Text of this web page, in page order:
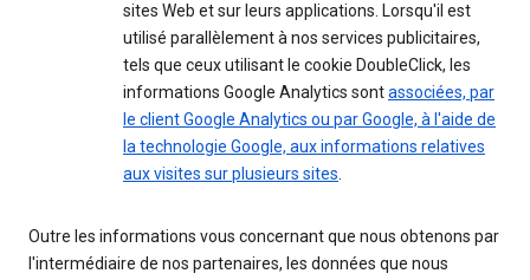
sites Web et sur leurs applications. Lorsqu'il est
utilisé parallèlement à nos services publicitaires,
tels que ceux utilisant le cookie DoubleClick, les
informations Google Analytics sontassociées, par
le client Google Analytics ou par Google, à l'aide de
la technologie Google, aux informations relatives
aux visites sur plusieurs sites.
Outre les informations vous concernant que nous obtenons par
l'intermédiaire de nos partenaires, les données que nous